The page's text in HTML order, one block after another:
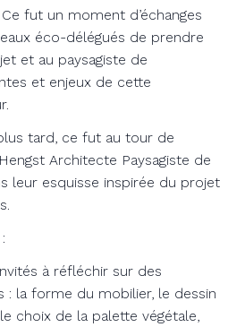
fut un moment d’échanges
éco-délégués de prendre
et au paysagiste de
et enjeux de cette
tard, ce fut au tour de
Architecte Paysagiste de
leur esquisse inspirée du projet
:
à réfléchir sur des
: la forme du mobilier, le dessin
choix de la palette végétale,